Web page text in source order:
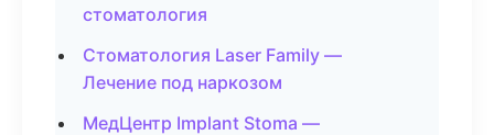
стоматология
Стоматология Laser Family —
Лечение под наркозом
МедЦентр Implant Stoma —